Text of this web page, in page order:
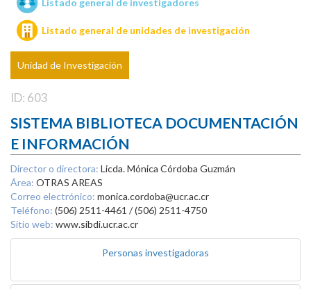
Unidades de investigación
Listado general de investigadores
Listado general de unidades de investigación
Unidad de Investigación
ID: 603
SISTEMA BIBLIOTECA DOCUMENTACIÓN
E INFORMACIÓN
Director o directora: Licda. Mónica Córdoba Guzmán
Área: OTRAS AREAS
Correo electrónico: monica.cordoba@ucr.ac.cr
Teléfono: (506) 2511-4461 / (506) 2511-4750
Sitio web: www.sibdi.ucr.ac.cr
Personas investigadoras